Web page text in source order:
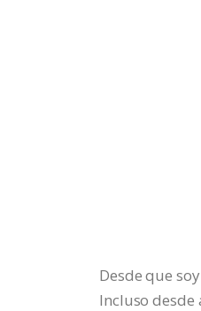
Desde que
Incluso desde